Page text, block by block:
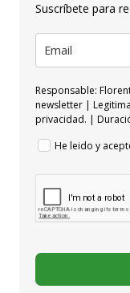
Suscríbete para
Responsable:
newsletter |
privacidad. |
He leido y